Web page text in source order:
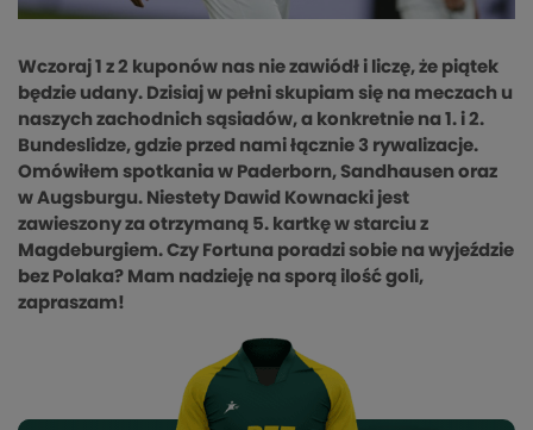
Wczoraj 1 z 2 kuponów nas nie zawiódł i liczę, że piątek
będzie udany. Dzisiaj w pełni skupiam się na meczach u
naszych zachodnich sąsiadów, a konkretnie na 1. i 2.
Bundeslidze, gdzie przed nami łącznie 3 rywalizacje.
Omówiłem spotkania w Paderborn, Sandhausen oraz
w Augsburgu. Niestety Dawid Kownacki jest
zawieszony za otrzymaną 5. kartkę w starciu z
Magdeburgiem. Czy Fortuna poradzi sobie na wyjeździe
bez Polaka? Mam nadzieję na sporą ilość goli,
zapraszam!